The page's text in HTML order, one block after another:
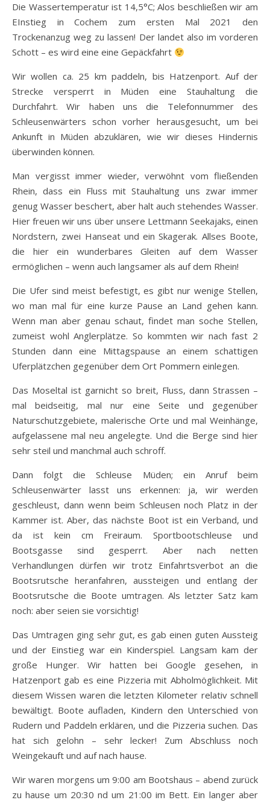
Die Wassertemperatur ist 14,5°C; Alos beschließen wir am
EInstieg in Cochem zum ersten Mal 2021 den
Trockenanzug weg zu lassen! Der landet also im vorderen
Schott – es wird eine eine Gepäckfahrt
Wir wollen ca. 25 km paddeln, bis Hatzenport. Auf der
Strecke versperrt in Müden eine Stauhaltung die
Durchfahrt. Wir haben uns die Telefonnummer des
Schleusenwärters schon vorher herausgesucht, um bei
Ankunft in Müden abzuklären, wie wir dieses Hindernis
überwinden können.
Man vergisst immer wieder, verwöhnt vom fließenden
Rhein, dass ein Fluss mit Stauhaltung uns zwar immer
genug Wasser beschert, aber halt auch stehendes Wasser.
Hier freuen wir uns über unsere Lettmann Seekajaks, einen
Nordstern, zwei Hanseat und ein Skagerak. Allses Boote,
die hier ein wunderbares Gleiten auf dem Wasser
ermöglichen – wenn auch langsamer als auf dem Rhein!
Die Ufer sind meist befestigt, es gibt nur wenige Stellen,
wo man mal für eine kurze Pause an Land gehen kann.
Wenn man aber genau schaut, findet man soche Stellen,
zumeist wohl Anglerplätze. So kommten wir nach fast 2
Stunden dann eine Mittagspause an einem schattigen
Uferplätzchen gegenüber dem Ort Pommern einlegen.
Das Moseltal ist garnicht so breit, Fluss, dann Strassen –
mal beidseitig, mal nur eine Seite und gegenüber
Naturschutzgebiete, malerische Orte und mal Weinhänge,
aufgelassene mal neu angelegte. Und die Berge sind hier
sehr steil und manchmal auch schroff.
Dann folgt die Schleuse Müden; ein Anruf beim
Schleusenwärter lasst uns erkennen: ja, wir werden
geschleust, dann wenn beim Schleusen noch Platz in der
Kammer ist. Aber, das nächste Boot ist ein Verband, und
da ist kein cm Freiraum. Sportbootschleuse und
Bootsgasse sind gesperrt. Aber nach netten
Verhandlungen dürfen wir trotz Einfahrtsverbot an die
Bootsrutsche heranfahren, aussteigen und entlang der
Bootsrutsche die Boote umtragen. Als letzter Satz kam
noch: aber seien sie vorsichtig!
Das Umtragen ging sehr gut, es gab einen guten Aussteig
und der Einstieg war ein Kinderspiel. Langsam kam der
große Hunger. Wir hatten bei Google gesehen, in
Hatzenport gab es eine Pizzeria mit Abholmöglichkeit. Mit
diesem Wissen waren die letzten Kilometer relativ schnell
bewältigt. Boote aufladen, Kindern den Unterschied von
Rudern und Paddeln erklären, und die Pizzeria suchen. Das
hat sich gelohn – sehr lecker! Zum Abschluss noch
Weingekauft und auf nach hause.
Wir waren morgens um 9:00 am Bootshaus – abend zurück
zu hause um 20:30 nd um 21:00 im Bett. Ein langer aber